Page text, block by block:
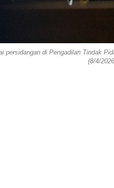
persidangan di Pengadilan Tindak
(8/4/